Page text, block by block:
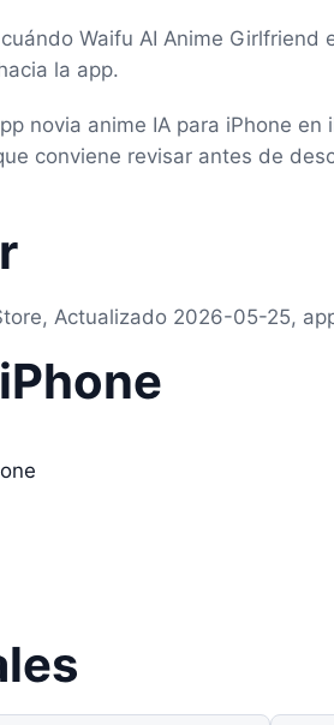
Waifu AI Anime Girlfriend
la app.
novia anime IA para iPhone en
conviene revisar antes de
Actualizado 2026-05-25,